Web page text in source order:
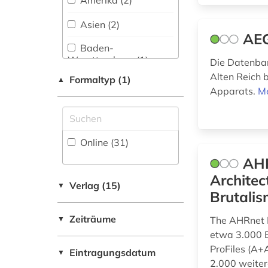
Kommunikationswissenschaften,
Kommunikationsdesign (50)
Medizin (45)
(2)
(28)
Natur- und
Umweltschutz (44)
Philosophie (36)
Physik (50)
Politologie (42)
(1)
arbeitsschutz (2)
arbeitszeiterfassung
architekt (6)
architektin (2)
architektur (113)
architekturmuseum
Asien (2)
Baden-
Wuerttemberg (1)
Baltikum (1)
Bayern (3)
Berlin (1)
Daenemark (4)
▲ Formaltyp (1)
Online (31)
▼ Verlag (15)
▼ Zeiträume
▼ Eintragungsdatum
Die
Alten Reich
Apparats.
The
etwa 3.000
ProFiles
2.000